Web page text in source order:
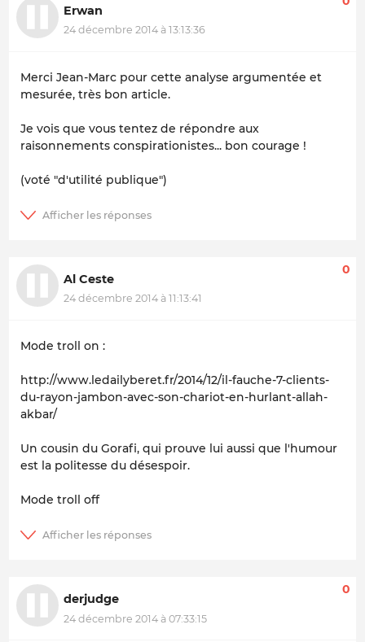
Erwan
24 décembre 2014 à 13:13:36
Merci Jean-Marc pour cette analyse argumentée et
mesurée, très bon article.
Je vois que vous tentez de répondre aux
raisonnements conspirationistes... bon courage !
(voté "d'utilité publique")
Al Ceste
24 décembre 2014 à 11:13:41
0
Mode troll on :
http://www.ledailyberet.fr/2014/12/il-fauche-7-clients-
du-rayon-jambon-avec-son-chariot-en-hurlant-allah-
akbar/
Un cousin du Gorafi, qui prouve lui aussi que l'humour
est la politesse du désespoir.
Mode troll off
derjudge
24 décembre 2014 à 07:33:15
0